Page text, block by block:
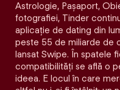
Astrologie, Pașaport,
fotografiei, Tinder
aplicație de dating din
peste 55 de miliarde de
lansat Swipe. În spatele
compatibilităţi se află o
ideea. E locul în care